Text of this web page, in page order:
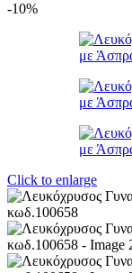
-10%
Click to enlarge